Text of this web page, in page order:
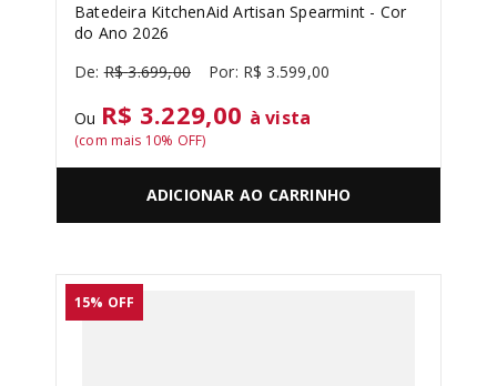
Batedeira KitchenAid Artisan Spearmint - Cor
do Ano 2026
R$ 3.699,00 R$ 3.599,00
Ou R$ 3.229,00 à vista
(com mais 10% OFF)
ADICIONAR AO CARRINHO
15% OFF